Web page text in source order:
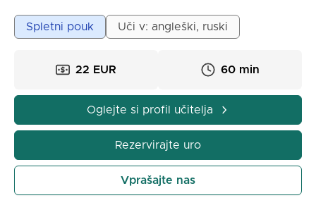
Leta 2003 sem zaključila študij na Državni univerzi v
Tverju z magistrskim nazivom iz poučevanja ruskega
pomagamo ljudem, ki govorijo angleško, da se
Kot certificirana učiteljica imam jezikoslovno znanje,
potrebno za razlago edinstvenih značilnosti ruskega
jezika, kot so sistem sklonikov, glagolov gibanja,
razlike med živimi in neživimi predmeti, variacije v
glagolskih časih in še več. Zagotovljem boljše
Spletni pouk Uči v: angleški, ruski
22 EUR 60 min
Oglejte si profil učitelja
Rezervirajte uro
Vprašajte nas